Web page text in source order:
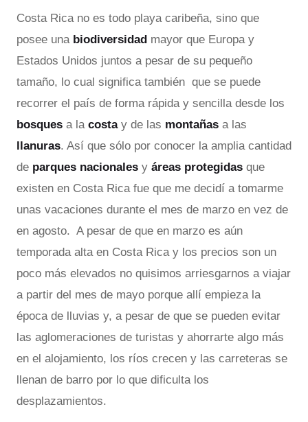
Costa Rica no es todo playa caribeña, sino que
posee una biodiversidad mayor que Europa y
Estados Unidos juntos a pesar de su pequeño
tamaño, lo cual significa también que se puede
recorrer el país de forma rápida y sencilla desde los
bosques a la costay de las montañas a las
llanuras. Así que sólo por conocer la amplia cantidad
de parques nacionales y áreas protegidas que
existen en Costa Rica fue que me decidí a tomarme
unas vacaciones durante el mes de marzo en vez de
en agosto. A pesar de que en marzo es aún
temporada alta en Costa Rica y los precios son un
poco más elevados no quisimos arriesgarnos a viajar
a partir del mes de mayo porque allí empieza la
época de lluvias y, a pesar de que se pueden evitar
las aglomeraciones de turistas y ahorrarte algo más
en el alojamiento, los ríos crecen y las carreteras se
llenan de barro por lo que dificulta los
desplazamientos.